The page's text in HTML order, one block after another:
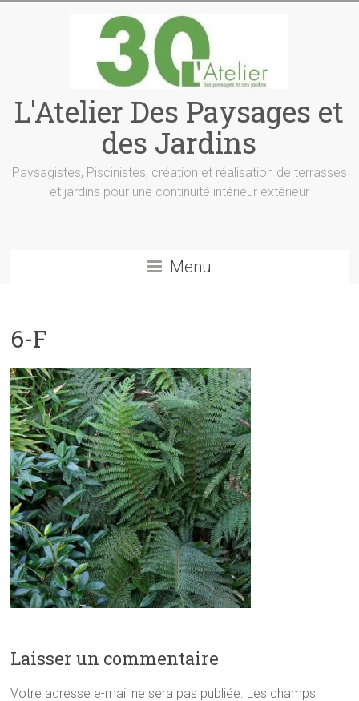
L'Atelier Des Paysages et
des Jardins
Paysagistes, Piscinistes, création et réalisation de terrasses
et jardins pour une continuité intérieur extérieur
Menu
6-F
Laisser un commentaire
Votre adresse e-mail ne sera pas publiée. Les champs